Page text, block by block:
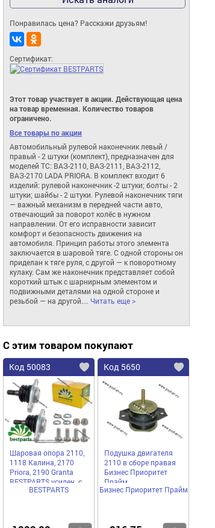
Понравилась цена? Расскажи друзьям!
Сертификат:
Этот товар участвует в акции. Действующая цена
на товар временная. Количество товаров
ограничено.
Все товары по акции
Автомобильный рулевой наконечник левый /
правый - 2 штуки (комплект), предназначен для
моделей ТС: ВАЗ-2110, ВАЗ-2111, ВАЗ-2112,
ВАЗ-2170 LADA PRIORA. В комплект входит 6
изделий: рулевой наконечник -2 штуки; болты - 2
штуки; шайбы - 2 штуки. Рулевой наконечник тяги
— важный механизм в передней части авто,
отвечающий за поворот колёс в нужном
направлении. От его исправности зависит
комфорт и безопасность движения на
автомобиля. Принцип работы этого элемента
заключается в шаровой тяге. С одной стороны он
приделан к тяге руля, с другой — к поворотному
кулаку. Сам же наконечник представляет собой
короткий штык с шарнирным элементом и
подвижными деталями на одной стороне и
резьбой — на другой.... Читать еще >
С этим товаром покупают
Код 50083
Шаровая опора 2110,
1118 Калина, 2170
Priora, 2190 Granta
BESTPARTS усилен. с
крепежом 2шт
BESTPARTS
Код 5650
Подушка двигателя
2110 в сборе правая
Бизнес Приоритет
Прайм
Бизнес Приоритет Прайм